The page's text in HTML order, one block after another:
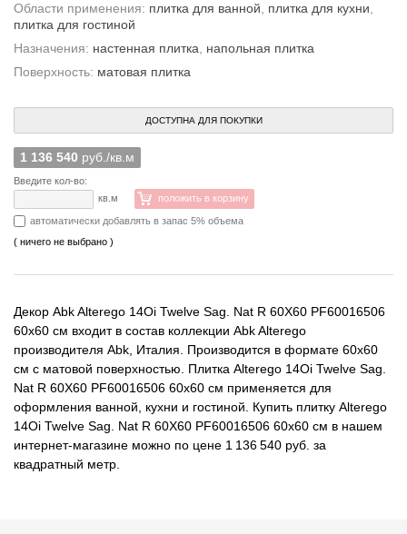
Области применения: плитка для ванной плитка для кухни
плитка для гостиной
Назначения: настенная плитка
напольная плитка
Поверхность: матовая плитка
ДОСТУПНА ДЛЯ ПОКУПКИ
1 136 540 руб./кв.м
Введите кол-во:
кв.м
положить в корзину
автоматически добавлять в запас 5% объема
( ничего не выбрано )
Декор Abk Alterego 14Oi Twelve Sag. Nat R 60X60 PF60016506
60x60 см входит в состав коллекции Abk Alterego
производителя Abk, Италия. Производится в формате 60x60
см с матовой поверхностью. Плитка Alterego 14Oi Twelve Sag.
Nat R 60X60 PF60016506 60x60 см применяется для
оформления ванной, кухни и гостиной. Купить плитку Alterego
14Oi Twelve Sag. Nat R 60X60 PF60016506 60x60 см в нашем
интернет-магазине можно по цене 1 136 540 руб. за
квадратный метр.